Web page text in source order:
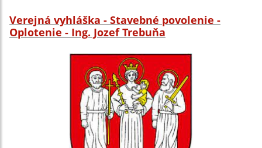
Verejná vyhláška - Stavebné povolenie -
Oplotenie - Ing. Jozef Trebuňa